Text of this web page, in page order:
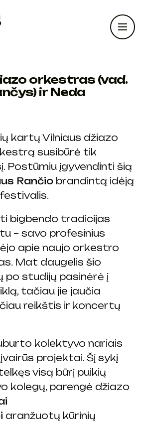
orkestras (vad.
ir Neda
kartų Vilniaus džiazo
susibūrė tik
Postūmiu įgyvendinti šią
Rančio brandintą idėją
bigbendo tradicijas
– savo profesinius
apie naujo orkestro
Mat daugelis šio
po studijų pasinėrė į
tačiau jie jaučia
reikštis ir koncertų
kolektyvo nariais
projektai. Šį sykį
visą būrį puikių
kolegų, parengė džiazo
aranžuotų kūrinių